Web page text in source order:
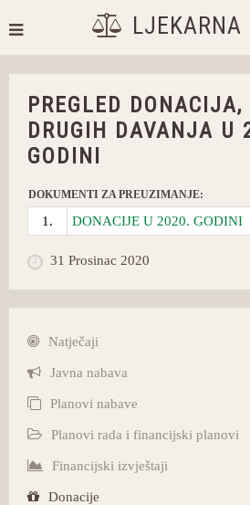
LJEKARNA
PREGLED DONACIJA,
DRUGIH DAVANJA U
GODINI
DOKUMENTI ZA PREUZIMANJE:
1. DONACIJE U 2020. GODINI
31 Prosinac 2020
Natječaji
Javna nabava
Planovi nabave
Planovi rada i financijski planovi
Financijski izvještaji
Donacije